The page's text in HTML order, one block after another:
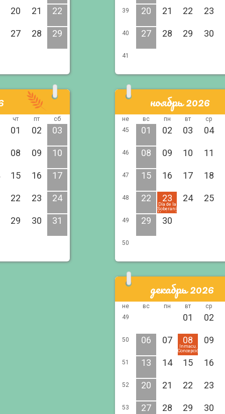
20 21 22
27 28 29
39 20 21 22 23
40 27 28 29 30
41
чт пт сб
01 02 03
08 09 10
15 16 17
22 23 24
29 30 31
ноябрь 2026
не вс пн вт
ср
45
01 02 03 04
46 08 09 10 11
47 15 16 17 18
48 22 23
Día de la
Soberanía
Nacional
24 25
49 29 30
50
декабрь 2026
не вс пн вт
ср
49
01 02
50 06 07 08
Inmacu.
Concepción
09
51 13 14 15 16
52 20 21 22 23
53 27 28 29 30